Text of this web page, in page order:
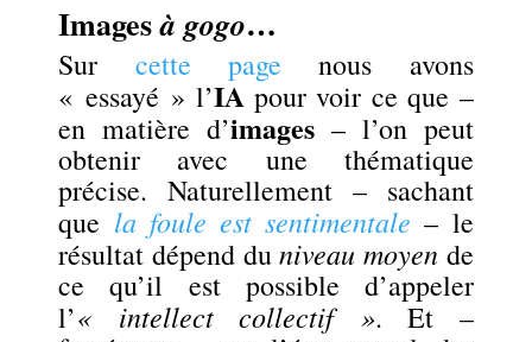
Imagesà gogo…
Sur cette page nous avons
« essayé » l’IApour voir ce que –
en matière d’images – l’on peut
obtenir avec une thématique
précise. Naturellement – sachant
que la foule est sentimentale – le
résultat dépend duniveau moyende
ce qu’il est possible d’appeler
l’« intellect collectif ». Et –